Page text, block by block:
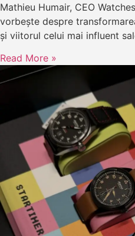
Mathieu Humair, CEO
vorbește despre
și viitorul celui mai influent
Read More »